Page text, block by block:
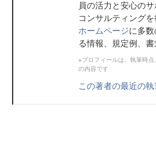
員の活力と安心のサ
コンサルティングを
ホームページに多
る情報、規定例、書
※プロフィールは、執筆時
の内容です
この著者の最近の